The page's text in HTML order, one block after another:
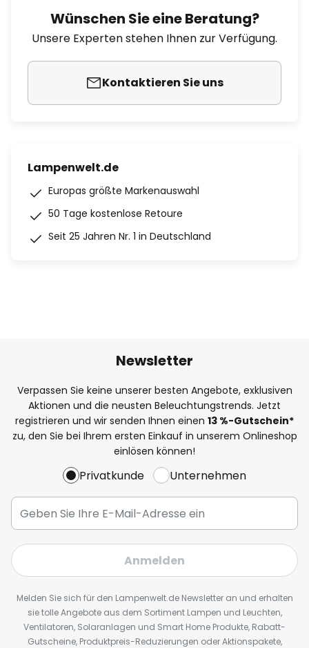
Wünschen Sie eine Beratung?
Unsere Experten stehen Ihnen zur Verfügung.
Kontaktieren Sie uns
Lampenwelt.de
Europas größte Markenauswahl
50 Tage kostenlose Retoure
Seit 25 Jahren Nr. 1 in Deutschland
Newsletter
Verpassen Sie keine unserer besten Angebote, exklusiven
Aktionen und die neusten Beleuchtungstrends. Jetzt
registrieren und wir senden Ihnen einen 13 %-Gutschein*
zu, den Sie bei Ihrem ersten Einkauf in unserem Onlineshop
einlösen können!
Privatkunde Unternehmen
Anmelden
Melden Sie sich für den Lampenwelt.de Newsletter an und erhalten
sie tolle Angebote aus dem Sortiment Lampen und Leuchten,
Ventilatoren, Solaranlagen und Smart Home Produkte, Rabatt-
Gutscheine, Produktpreis-Reduzierungen oder Aktionspakete,